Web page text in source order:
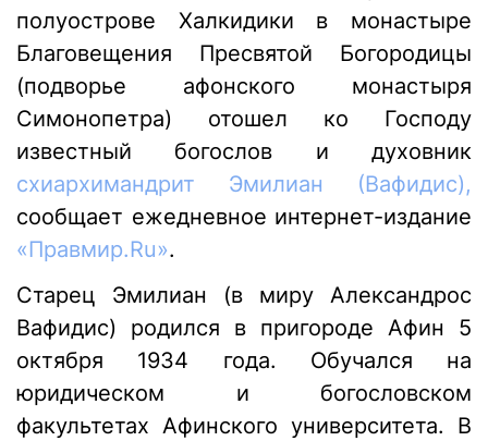
полуострове Халкидики в монастыре
Благовещения Пресвятой Богородицы
(подворье афонского монастыря
Симонопетра) отошел ко Господу
известный богослов и духовник
схиархимандрит Эмилиан (Вафидис),
сообщает ежедневное интернет-издание
«Правмир.Ru».
Старец Эмилиан (в миру Александрос
Вафидис) родился в пригороде Афин 5
октября 1934 года. Обучался на
юридическом и богословском
факультетах Афинского университета. В